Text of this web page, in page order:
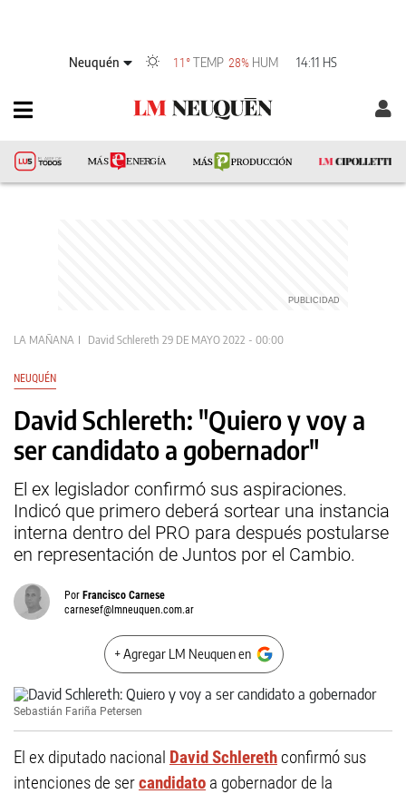
Neuquén 11°TEMP 28% HUM 14:11 HS
LA MAÑANA David Schlereth 29 DE MAYO 2022 - 00:00
NEUQUÉN
David Schlereth: "Quiero y voy a
ser candidato a gobernador"
El ex legislador confirmó sus aspiraciones.
Indicó que primero deberá sortear una instancia
interna dentro del PRO para después postularse
en representación de Juntos por el Cambio.
Por Francisco Carnese
carnesef@lmneuquen.com.ar
+ Agregar LM Neuquen en
Sebastián Fariña Petersen
El ex diputado nacional David Schlereth confirmó sus
intenciones de sercandidato a gobernador de la